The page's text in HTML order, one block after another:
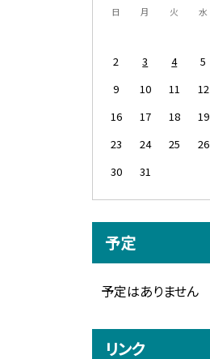
日 月 火 水
2
3 4 5
9
10 11 12
16
17 18 19
23
24 25 26
30
31
予定
予定はありません
リンク